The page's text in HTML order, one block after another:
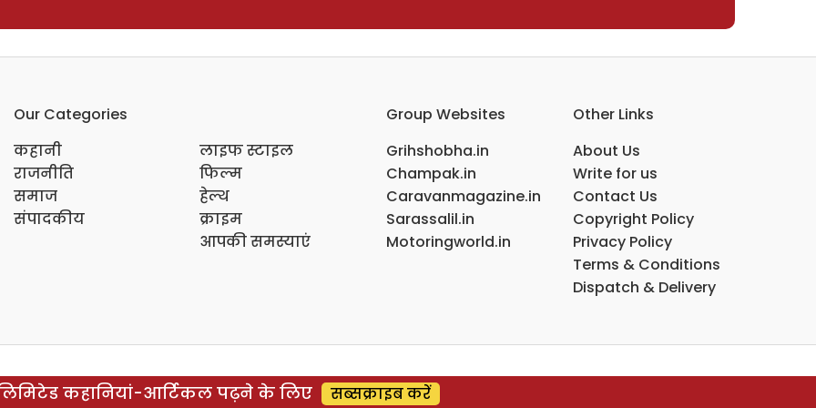
Our Categories
कहानी
राजनीति
समाज
संपादकीय
लाइफ स्टाइल
फिल्म
हेल्थ
क्राइम
आपकी समस्याएं
Group Websites
Grihshobha.in
Champak.in
Caravanmagazine.in
Sarassalil.in
Motoringworld.in
Other Links
About Us
Write for us
Contact Us
Copyright Policy
Privacy Policy
Terms & Conditions
Dispatch & Delivery
कहानियां-आर्टिकल पढ़ने के लिए सब्सक्राइब करें